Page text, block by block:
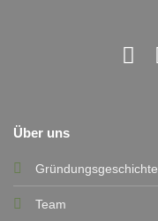
Über uns
Gründungsgeschichte
Team